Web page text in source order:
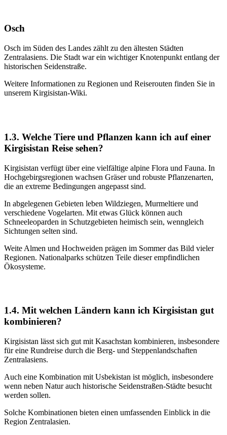
Osch
Osch im Süden des Landes zählt zu den ältesten Städten
Zentralasiens. Die Stadt war ein wichtiger Knotenpunkt entlang der
historischen Seidenstraße.
Weitere Informationen zu Regionen und Reiserouten finden Sie in
unserem Kirgisistan-Wiki.
1.3. Welche Tiere und Pflanzen kann ich auf einer
Kirgisistan Reise sehen?
Kirgisistan verfügt über eine vielfältige alpine Flora und Fauna. In
Hochgebirgsregionen wachsen Gräser und robuste Pflanzenarten,
die an extreme Bedingungen angepasst sind.
In abgelegenen Gebieten leben Wildziegen, Murmeltiere und
verschiedene Vogelarten. Mit etwas Glück können auch
Schneeleoparden in Schutzgebieten heimisch sein, wenngleich
Sichtungen selten sind.
Weite Almen und Hochweiden prägen im Sommer das Bild vieler
Regionen. Nationalparks schützen Teile dieser empfindlichen
Ökosysteme.
1.4. Mit welchen Ländern kann ich Kirgisistan gut
kombinieren?
Kirgisistan lässt sich gut mit Kasachstan kombinieren, insbesondere
für eine Rundreise durch die Berg- und Steppenlandschaften
Zentralasiens.
Auch eine Kombination mit Usbekistan ist möglich, insbesondere
wenn neben Natur auch historische Seidenstraßen-Städte besucht
werden sollen.
Solche Kombinationen bieten einen umfassenden Einblick in die
Region Zentralasien.